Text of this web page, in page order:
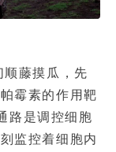
藤摸瓜，先
霉素的作用靶
路是调控细胞
监控着细胞内